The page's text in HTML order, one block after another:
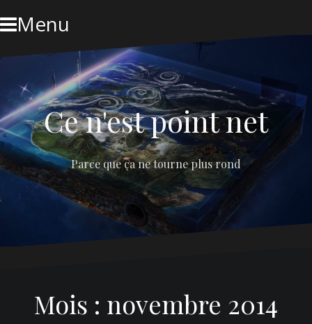
to
contentMenu
Ce n'est point net
Parce que ça ne tourne plus rond
Mois : novembre 2014